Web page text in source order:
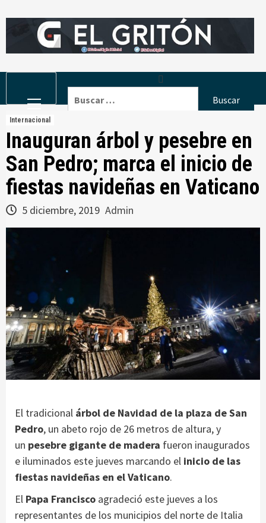
to
Menu
Internacional
Inauguran árbol y pesebre en
San Pedro; marca el inicio de
fiestas navideñas en Vaticano
5 diciembre, 2019 Admin
El tradicional árbol de Navidad de la plaza de San
Pedro, un abeto rojo de 26 metros de altura, y
un pesebre gigante de madera fueron inaugurados
e iluminados este jueves marcando el inicio de las
fiestas navideñas en el Vaticano.
El Papa Francisco agradeció este jueves a los
representantes de los municipios del norte de Italia